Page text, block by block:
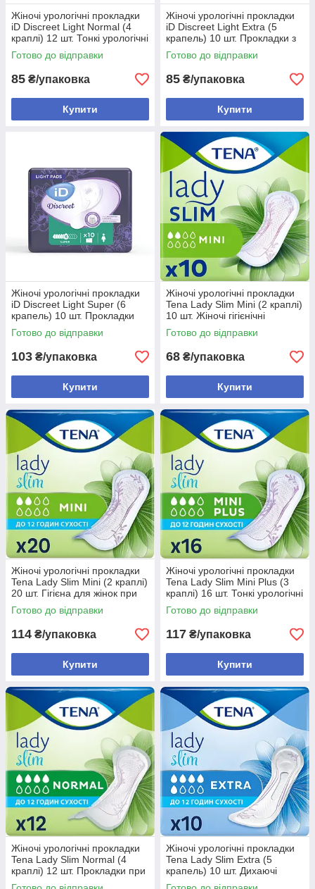
Жіночі урологічні прокладки
іD Discreet Light Normal (4
краплі) 12 шт. Тонкі урологічні
прокладки
Готово до відправки
85 ₴/упаковка
Купити
Жіночі урологічні прокладки
іD Discreet Light Extra (5
крапель) 10 шт. Прокладки з
контролем запаху
Готово до відправки
85 ₴/упаковка
Купити
Жіночі урологічні прокладки
іD Discreet Light Super (6
крапель) 10 шт. Прокладки
при середньому та важкому
нетриманні сечі
Готово до відправки
103 ₴/упаковка
Купити
Жіночі урологічні прокладки
Tena Lady Slim Mini (2 краплі)
10 шт. Жіночі гігієнічні
прокладки при нетриманні
Готово до відправки
68 ₴/упаковка
Купити
Жіночі урологічні прокладки
Tena Lady Slim Mini (2 краплі)
20 шт. Гігієна для жінок при
нетриманні
Готово до відправки
114 ₴/упаковка
Купити
Жіночі урологічні прокладки
Tena Lady Slim Mini Plus (3
краплі) 16 шт. Тонкі урологічні
прокладки
Готово до відправки
117 ₴/упаковка
Купити
Жіночі урологічні прокладки
Tena Lady Slim Normal (4
краплі) 12 шт. Прокладки при
середньому нетриманні сечі
Жіночі урологічні прокладки
Tena Lady Slim Extra (5
крапель) 10 шт. Дихаючі
урологічні прокладки для